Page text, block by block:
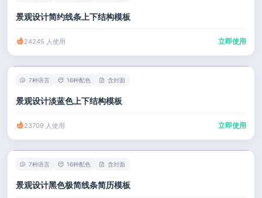
景观设计简约线条上下结构模板
24245 人使用 立即使用
7种语言 16种配色 含封面
景观设计淡蓝色上下结构模板
23709 人使用 立即使用
7种语言 16种配色 含封面
景观设计黑色极简线条简历模板